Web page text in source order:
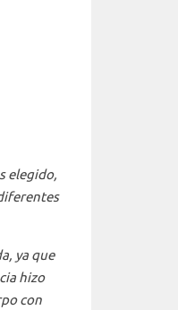
elegido,
ya que
hizo
con